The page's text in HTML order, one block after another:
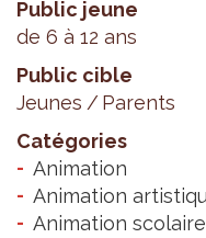
Public jeune
de 6 à 12 ans
Public cible
Jeunes
Parents
Catégories
Animation
Animation
Animation scolaire